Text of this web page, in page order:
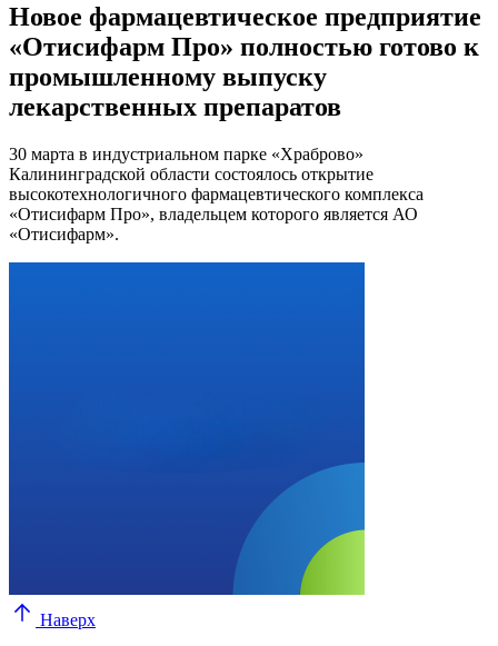
Новое фармацевтическое предприятие
«Отисифарм Про» полностью готово к
промышленному выпуску
лекарственных препаратов
30 марта в индустриальном парке «Храброво»
Калининградской области состоялось открытие
высокотехнологичного фармацевтического комплекса
«Отисифарм Про», владельцем которого является АО
«Отисифарм».
Наверх